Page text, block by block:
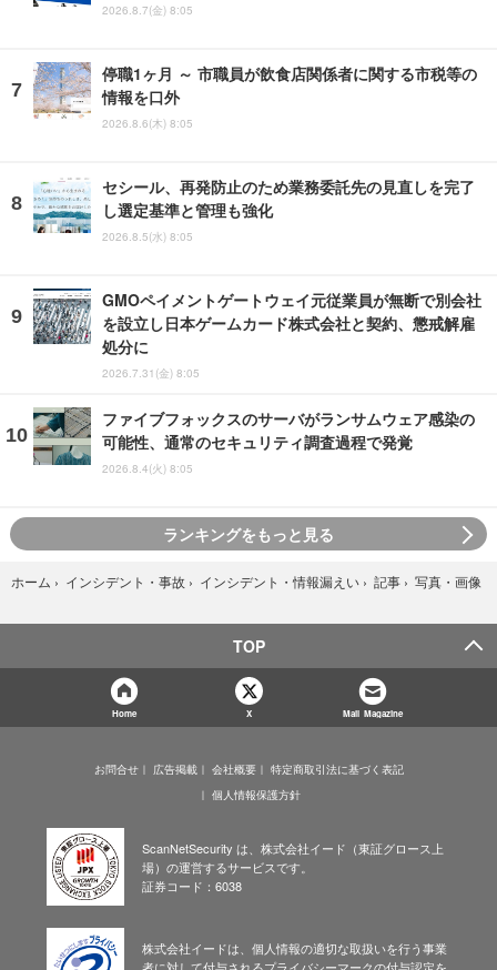
2026.8.7(金) 8:05
停職1ヶ月 ～ 市職員が飲食店関係者に関する市税等の
情報を口外
2026.8.6(木) 8:05
セシール、再発防止のため業務委託先の見直しを完了
し選定基準と管理も強化
2026.8.5(水) 8:05
GMOペイメントゲートウェイ元従業員が無断で別会社
を設立し日本ゲームカード株式会社と契約、懲戒解雇
処分に
2026.7.31(金) 8:05
ファイブフォックスのサーバがランサムウェア感染の
可能性、通常のセキュリティ調査過程で発覚
2026.8.4(火) 8:05
ランキングをもっと見る
ホーム › インシデント・事故 › インシデント・情報漏えい › 記事 › 写真・画像
TOP
Home X Mail Magazine
お問合せ 広告掲載 会社概要
特定商取引法に基づく表記
個人情報保護方針
ScanNetSecurity は、株式会社イード（東証グロース上
場）の運営するサービスです。
証券コード：6038
株式会社イードは、個人情報の適切な取扱いを行う事業